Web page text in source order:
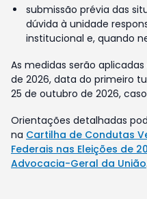
submissão prévia das
dúvida à unidade
institucional e, quando
As medidas serão
de 2026, data do primeiro
25 de outubro de 2026,
Orientações detalhadas
na Cartilha de Condutas
Federais nas Eleições de
Advocacia-Geral da União.